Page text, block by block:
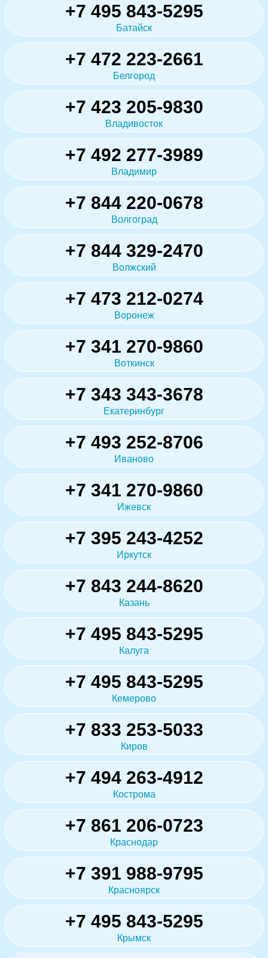
+7 495 843-5295
Батайск
+7 472 223-2661
Белгород
+7 423 205-9830
Владивосток
+7 492 277-3989
Владимир
+7 844 220-0678
Волгоград
+7 844 329-2470
Волжский
+7 473 212-0274
Воронеж
+7 341 270-9860
Воткинск
+7 343 343-3678
Екатеринбург
+7 493 252-8706
Иваново
+7 341 270-9860
Ижевск
+7 395 243-4252
Иркутск
+7 843 244-8620
Казань
+7 495 843-5295
Калуга
+7 495 843-5295
Кемерово
+7 833 253-5033
Киров
+7 494 263-4912
Кострома
+7 861 206-0723
Краснодар
+7 391 988-9795
Красноярск
+7 495 843-5295
Крымск